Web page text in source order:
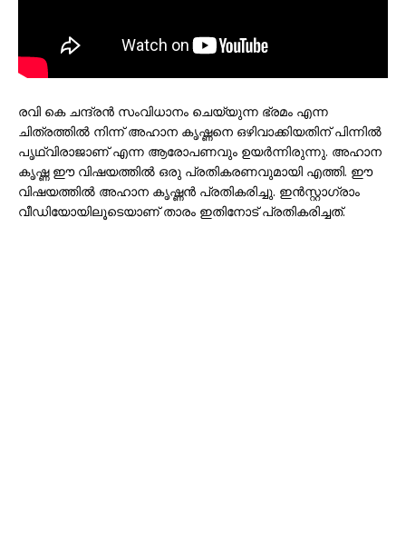
രവി കെ ചന്ദ്രൻ സംവിധാനം ചെയ്യുന്ന ഭ്രമം എന്ന
ചിത്രത്തില്‍ നിന്ന് അഹാന കൃഷ്ണനെ ഒഴിവാക്കിയതിന് പിന്നിൽ
പൃഥ്വിരാജാണ് എന്ന ആരോപണവും ഉയർന്നിരുന്നു. അഹാന
കൃഷ്ണ ഈ വിഷയത്തിൽ ഒരു പ്രതികരണവുമായി എത്തി. ഈ
വിഷയത്തിൽ അഹാന കൃഷ്ണൻ പ്രതികരിച്ചു. ഇൻസ്റ്റാഗ്രാം
വീഡിയോയിലൂടെയാണ് താരം ഇതിനോട് പ്രതികരിച്ചത്.